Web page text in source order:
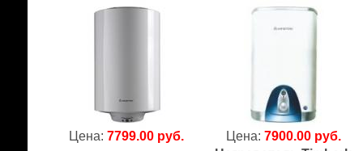
Цена:7799.00 руб. Цена: 7900.00 руб.